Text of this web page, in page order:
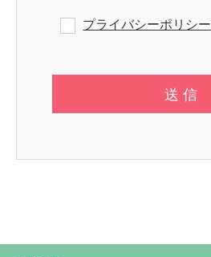
プライバシーポリシー